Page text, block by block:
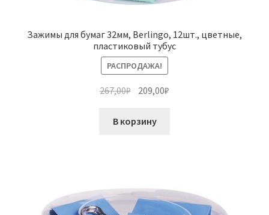
Зажимы для бумаг 32мм, Berlingo, 12шт., цветные,
пластиковый тубус
РАСПРОДАЖА!
267,00₽ Первоначальная
составляла
209,00₽
В корзину